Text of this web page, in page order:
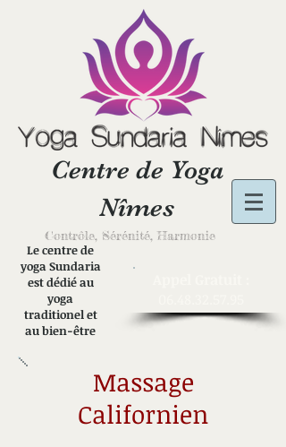
Centre de Yoga
Nîmes
Contrôle, Sérénité, Harmonie
Le centre de
yoga Sundaria
est dédié au
yoga
traditionel et
au bien-être
Massage
Californien